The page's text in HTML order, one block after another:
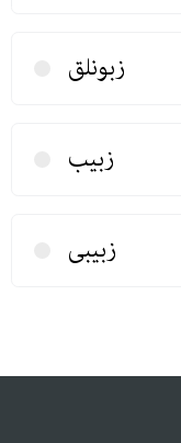
زبونلق
زبیب
زبیبی